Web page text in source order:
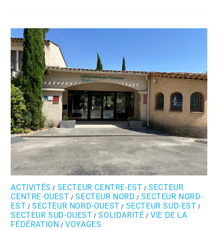
ACTIVITÉS / SECTEUR CENTRE-EST /SECTEUR
CENTRE-OUEST /SECTEUR NORD /SECTEUR NORD-
EST /SECTEUR NORD-OUEST / SECTEUR SUD-EST /
SECTEUR SUD-OUEST /SOLIDARITÉ / VIE DE LA
FÉDÉRATION / VOYAGES